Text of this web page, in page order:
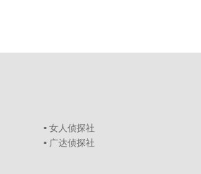
▪ 女人侦探社
▪ 广达侦探社